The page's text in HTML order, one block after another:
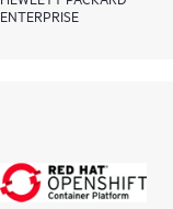
ENTERPRISE